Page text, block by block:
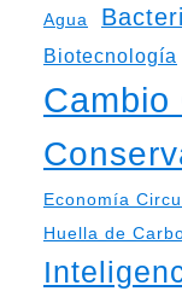
Agua
Biotecnología
Cambio
Economía
Huella de